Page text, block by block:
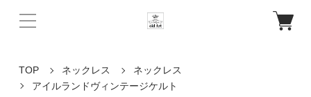
TOP ネックレス
ネックレス
アイルランドヴィンテージケルト